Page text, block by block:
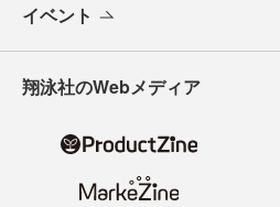
イベント
翔泳社のWebメディア